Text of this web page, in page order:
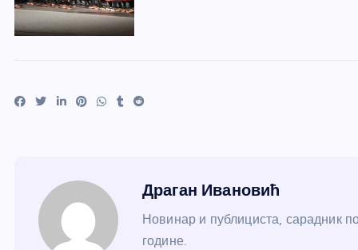
Драган Ивановић
Новинар и публициста, сарадник
године.